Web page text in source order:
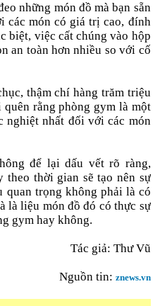
những món đồ mà bạn sẵn
các món có giá trị cao, đính
biệt, việc cất chúng vào hộp
an toàn hơn nhiều so với cố
thậm chí hàng trăm triệu
rằng phòng gym là một
nghiệt nhất đối với các món
để lại dấu vết rõ ràng,
thời gian sẽ tạo nên sự
quan trọng không phải là có
là liệu món đồ đó có thực sự
gym hay không.
Tác giả: Thư Vũ
Nguồn tin: znews.vn